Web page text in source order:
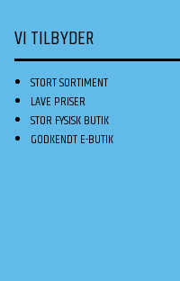
VI TILBYDER
STORT SORTIMENT
LAVE PRISER
STOR FYSISK BUTIK
GODKENDT E-BUTIK